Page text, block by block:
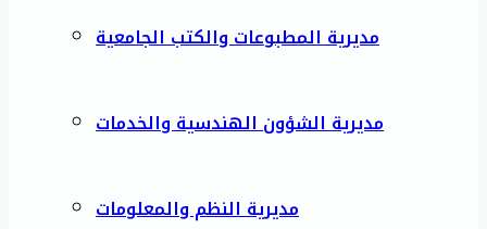
مديرية المطبوعات والكتب الجامعية
مديرية الشؤون الهندسية والخدمات
مديرية النظم والمعلومات